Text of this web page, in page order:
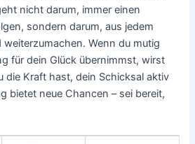
nicht darum, immer einen
sondern darum, aus jedem
weiterzumachen. Wenn du mutig
für dein Glück übernimmst, wirst
die Kraft hast, dein Schicksal aktiv
bietet neue Chancen – sei bereit,